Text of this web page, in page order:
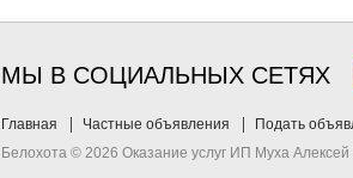
МЫ В СОЦИАЛЬНЫХ СЕТЯХ
Главная Частные объявления Подать
Белохота © 2026 Оказание услуг ИП Муха